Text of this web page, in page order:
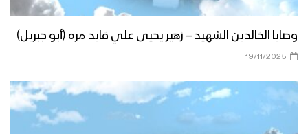
وصايا الخالدين الشهيد – زهير يحيى علي قايد مره (أبو جبريل)
19/11/2025